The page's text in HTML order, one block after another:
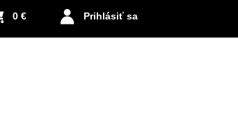
Prihlásiť sa
0 €